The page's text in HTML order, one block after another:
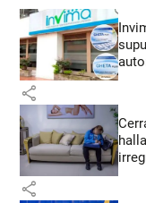
share
share